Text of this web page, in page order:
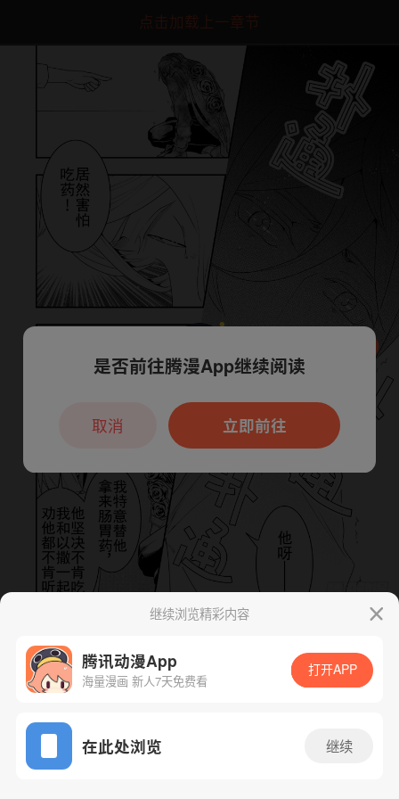
点击加载上一章节
App免费看
下一话 腾漫App免费看
继续浏览精彩内容
腾讯动漫App
海量漫画 新人7天免费看
打开APP
在此处浏览 继续
本章节仅支持App阅读，可打开App新用
户7天免费看
是否前往腾漫App继续阅读
立即前往
取消